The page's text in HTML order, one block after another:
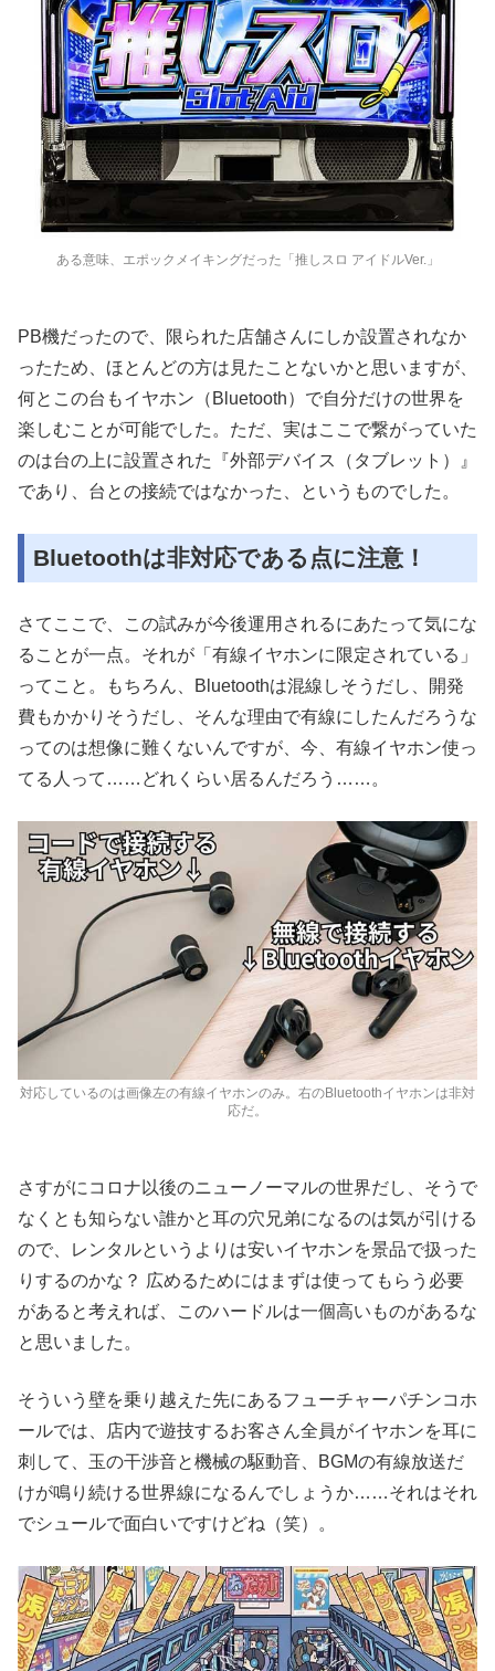
ある意味、エポックメイキングだった「推しスロ アイドルVer.」
PB機だったので、限られた店舗さんにしか設置されなか
ったため、ほとんどの方は見たことないかと思いますが、
何とこの台もイヤホン（Bluetooth）で自分だけの世界を
楽しむことが可能でした。ただ、実はここで繋がっていた
のは台の上に設置された『外部デバイス（タブレット）』
であり、台との接続ではなかった、というものでした。
Bluetoothは非対応である点に注意！
さてここで、この試みが今後運用されるにあたって気にな
ることが一点。それが「有線イヤホンに限定されている」
ってこと。もちろん、Bluetoothは混線しそうだし、開発
費もかかりそうだし、そんな理由で有線にしたんだろうな
ってのは想像に難くないんですが、今、有線イヤホン使っ
てる人って……どれくらい居るんだろう……。
対応しているのは画像左の有線イヤホンのみ。右のBluetoothイヤホンは非対
応だ。
さすがにコロナ以後のニューノーマルの世界だし、そうで
なくとも知らない誰かと耳の穴兄弟になるのは気が引ける
ので、レンタルというよりは安いイヤホンを景品で扱った
りするのかな？ 広めるためにはまずは使ってもらう必要
があると考えれば、このハードルは一個高いものがあるな
と思いました。
そういう壁を乗り越えた先にあるフューチャーパチンコホ
ールでは、店内で遊技するお客さん全員がイヤホンを耳に
刺して、玉の干渉音と機械の駆動音、BGMの有線放送だ
けが鳴り続ける世界線になるんでしょうか……それはそれ
でシュールで面白いですけどね（笑）。